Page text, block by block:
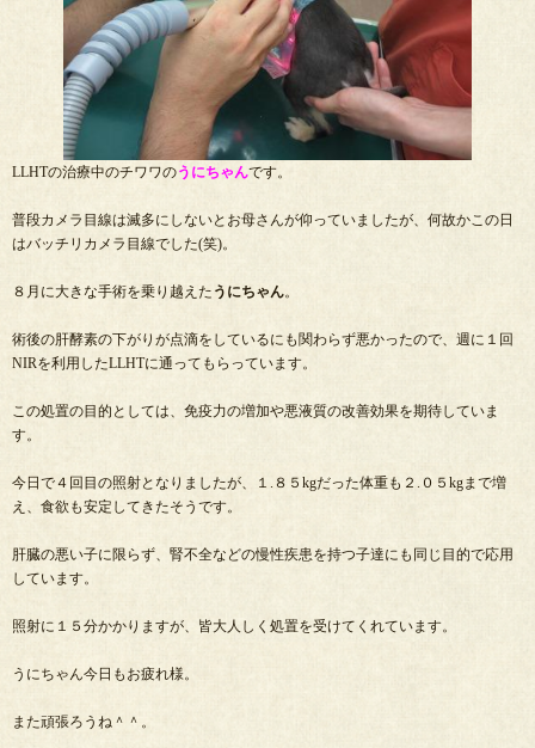
LLHTの治療中のチワワのうにちゃんです。
普段カメラ目線は滅多にしないとお母さんが仰っていましたが、何故かこの日
はバッチリカメラ目線でした(笑)。
８月に大きな手術を乗り越えた うにちゃん。
術後の肝酵素の下がりが点滴をしているにも関わらず悪かったので、週に１回
NIRを利用したLLHTに通ってもらっています。
この処置の目的としては、免疫力の増加や悪液質の改善効果を期待していま
す。
今日で４回目の照射となりましたが、１.８５kgだった体重も２.０５kgまで増
え、食欲も安定してきたそうです。
肝臓の悪い子に限らず、腎不全などの慢性疾患を持つ子達にも同じ目的で応用
しています。
照射に１５分かかりますが、皆大人しく処置を受けてくれています。
うにちゃん今日もお疲れ様。
また頑張ろうね＾＾。